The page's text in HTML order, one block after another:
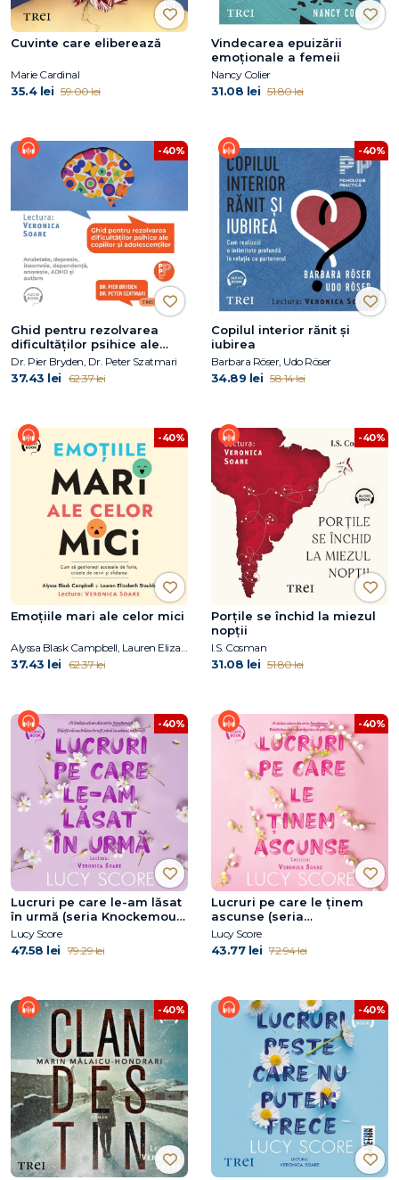
Cuvinte care eliberează
Marie Cardinal
35.4 lei 59.00 lei
Vindecarea epuizării
emoționale a femeii
Nancy Colier
31.08 lei 51.80 lei
-40%
Ghid pentru rezolvarea
dificultăților psihice ale
copiilor și adolescenților
Dr. Pier Bryden, Dr. Peter Szatmari
37.43 lei 62.37 lei
-40%
Copilul interior rănit și
iubirea
Barbara Röser, Udo Röser
34.89 lei 58.14 lei
-40%
Emoțiile mari ale celor mici
37.43 lei 62.37 lei
-40%
Porțile se închid la miezul
nopții
I.S. Cosman
31.08 lei 51.80 lei
-40%
Lucruri pe care le-am lăsat
în urmă (seria Knockemout,
vol. 3)
Lucy Score
47.58 lei 79.29 lei
-40%
Lucruri pe care le ținem
ascunse (seria
Knockemout, vol. 2)
Lucy Score
43.77 lei 72.94 lei
-40% -40%